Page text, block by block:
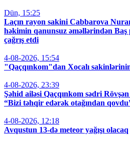
Dün, 15:25
Laçın rayon sakini Cabbarova
həkimin qanunsuz əməllərindən
çağrış etdi
4-08-2026, 15:54
"Qaçqınkom"dan Xocalı
4-08-2026, 23:39
Şəhid ailəsi Qaçqınkom sədri
“Bizi təhqir edərək otağından
4-08-2026, 12:18
Avqustun 13-də meteor yağışı olacaq